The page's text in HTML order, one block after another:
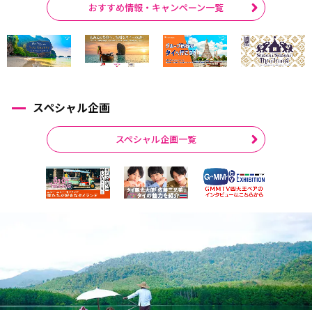
おすすめ情報・キャンペーン一覧
スペシャル企画
スペシャル企画一覧